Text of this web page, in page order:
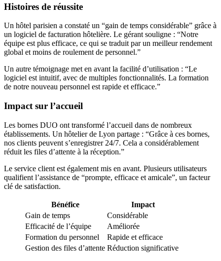
Histoires de réussite
Un hôtel parisien a constaté un “gain de temps considérable” grâce à
un logiciel de facturation hôtelière. Le gérant souligne : “Notre
équipe est plus efficace, ce qui se traduit par un meilleur rendement
global et moins de roulement de personnel.”
Un autre témoignage met en avant la facilité d’utilisation : “Le
logiciel est intuitif, avec de multiples fonctionnalités. La formation
de notre nouveau personnel est rapide et efficace.”
Impact sur l’accueil
Les bornes DUO ont transformé l’accueil dans de nombreux
établissements. Un hôtelier de Lyon partage : “Grâce à ces bornes,
nos clients peuvent s’enregistrer 24/7. Cela a considérablement
réduit les files d’attente à la réception.”
Le service client est également mis en avant. Plusieurs utilisateurs
qualifient l’assistance de “prompte, efficace et amicale”, un facteur
clé de satisfaction.
Bénéfice
Impact
Gain de temps
Considérable
Efficacité de l’équipe
Améliorée
Formation du personnel
Rapide et efficace
Gestion des files d’attente Réduction significative